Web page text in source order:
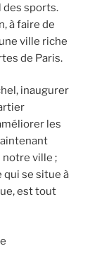
des sports.
à faire de
ville riche
de Paris.
inaugurer
les
ville ;
qui se situe à
est tout